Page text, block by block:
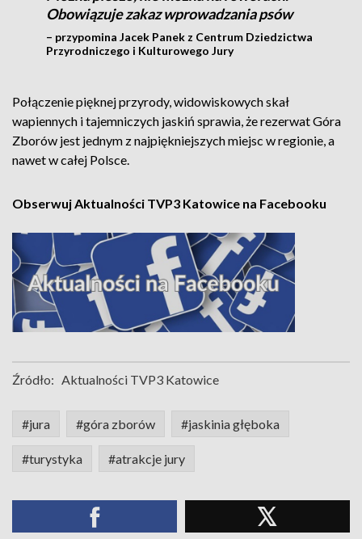
Obowiązuje zakaz wprowadzania psów
– przypomina Jacek Panek z Centrum Dziedzictwa
Przyrodniczego i Kulturowego Jury
Połączenie pięknej przyrody, widowiskowych skał
wapiennych i tajemniczych jaskiń sprawia, że rezerwat Góra
Zborów jest jednym z najpiękniejszych miejsc w regionie, a
nawet w całej Polsce.
Obserwuj Aktualności TVP3 Katowice na Facebooku
Źródło: Aktualności TVP3 Katowice
#jura #góra zborów #jaskinia głęboka
#turystyka #atrakcje jury